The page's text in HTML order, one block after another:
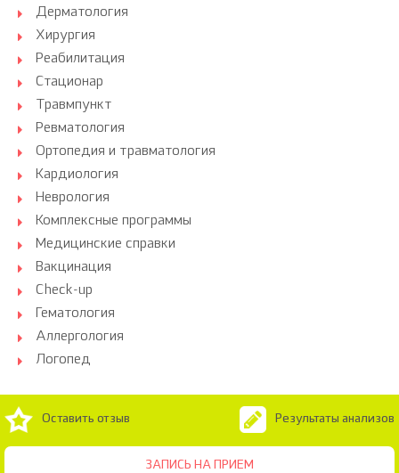
Дерматология
Хирургия
Реабилитация
Стационар
Травмпункт
Ревматология
Ортопедия и травматология
Кардиология
Неврология
Комплексные программы
Медицинские справки
Вакцинация
Check-up
Гематология
Аллергология
Логопед
ЗАПИСЬ НА ПРИЕМ
Оставить отзыв Результаты анализов